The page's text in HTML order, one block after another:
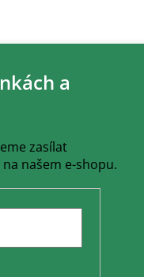
a
zasílat
našem e-shopu.